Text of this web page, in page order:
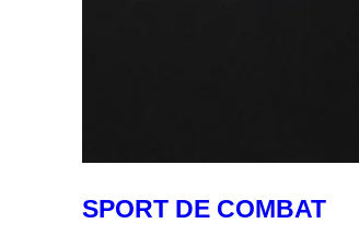
SPORT DE COMBAT